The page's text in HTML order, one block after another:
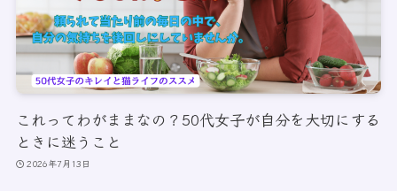
これってわがままなの？50代女子が自分を大切にする
ときに迷うこと
2026年7月13日